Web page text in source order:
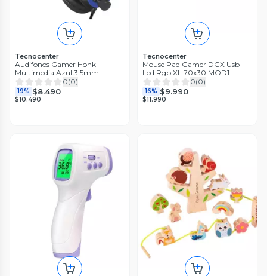
Tecnocenter
Audifonos Gamer Honk
Multimedia Azul 3.5mm
0(0)
19% $8.490
$10.490
Tecnocenter
Mouse Pad Gamer DGX Usb
Led Rgb XL 70x30 MOD1
0(0)
16% $9.990
$11.990